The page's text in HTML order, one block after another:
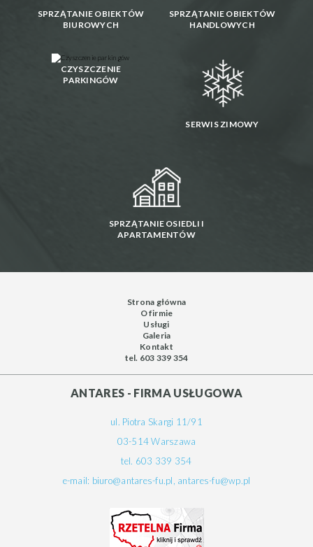
SPRZĄTANIE OBIEKTÓW
BIUROWYCH
SPRZĄTANIE OBIEKTÓW
HANDLOWYCH
CZYSZCZENIE
PARKINGÓW
SERWIS ZIMOWY
SPRZĄTANIE OSIEDLI I
APARTAMENTÓW
Strona główna
O firmie
Usługi
Galeria
Kontakt
tel. 603 339 354
ANTARES - FIRMA USŁUGOWA
ul. Piotra Skargi 11/91
03-514 Warszawa
tel. 603 339 354
e-mail: biuro@antares-fu.pl antares-fu@wp.pl